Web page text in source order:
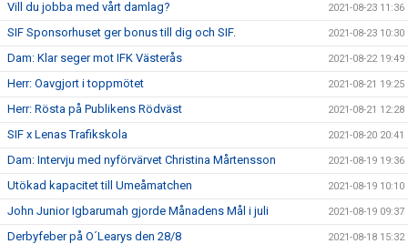
Vill du jobba med vårt damlag? 2021-08-23 11:36
SIF Sponsorhuset ger bonus till dig och SIF. 2021-08-23 10:30
Dam: Klar seger mot IFK Västerås 2021-08-22 19:49
Herr: Oavgjort i toppmötet 2021-08-21 19:25
Herr: Rösta på Publikens Rödväst 2021-08-21 12:28
SIF x Lenas Trafikskola 2021-08-20 20:41
Dam: Intervju med nyförvärvet Christina Mårtensson 2021-08-19 19:36
Utökad kapacitet till Umeåmatchen 2021-08-19 10:10
John Junior Igbarumah gjorde Månadens Mål i juli 2021-08-19 09:37
Derbyfeber på O´Learys den 28/8 2021-08-18 15:32